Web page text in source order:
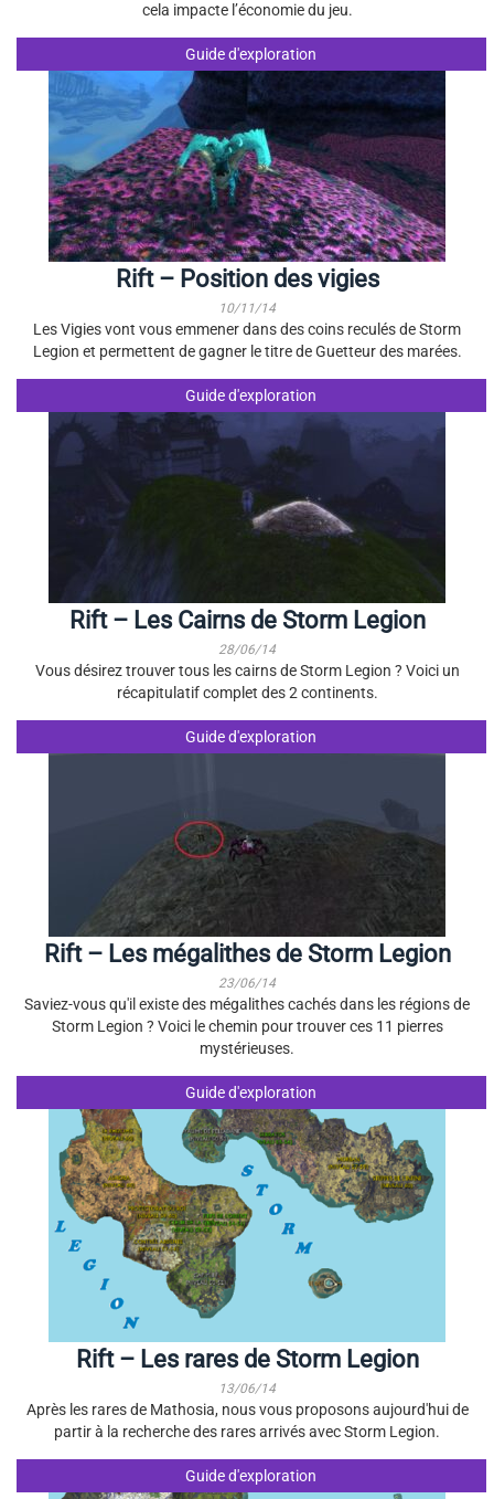
cela impacte l’économie du jeu.
Guide d'exploration
Rift – Position des vigies
10/11/14
Les Vigies vont vous emmener dans des coins reculés de Storm
Legion et permettent de gagner le titre de Guetteur des marées.
Guide d'exploration
Rift – Les Cairns de Storm Legion
28/06/14
Vous désirez trouver tous les cairns de Storm Legion ? Voici un
récapitulatif complet des 2 continents.
Guide d'exploration
Rift – Les mégalithes de Storm Legion
23/06/14
Saviez-vous qu'il existe des mégalithes cachés dans les régions de
Storm Legion ? Voici le chemin pour trouver ces 11 pierres
mystérieuses.
Guide d'exploration
Rift – Les rares de Storm Legion
13/06/14
Après les rares de Mathosia, nous vous proposons aujourd'hui de
partir à la recherche des rares arrivés avec Storm Legion.
Guide d'exploration